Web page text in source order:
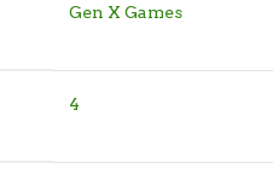
Gen X Games
4